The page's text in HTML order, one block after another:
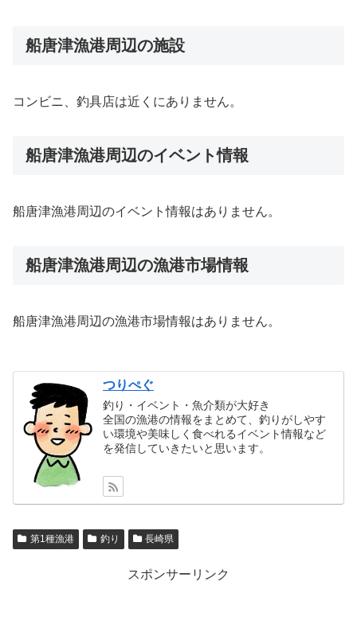
船唐津漁港周辺の施設
コンビニ、釣具店は近くにありません。
船唐津漁港周辺のイベント情報
船唐津漁港周辺のイベント情報はありません。
船唐津漁港周辺の漁港市場情報
船唐津漁港周辺の漁港市場情報はありません。
つりぺぐ
釣り・イベント・魚介類が大好き
全国の漁港の情報をまとめて、釣りがしやす
い環境や美味しく食べれるイベント情報など
を発信していきたいと思います。
第1種漁港 釣り 長崎県
スポンサーリンク